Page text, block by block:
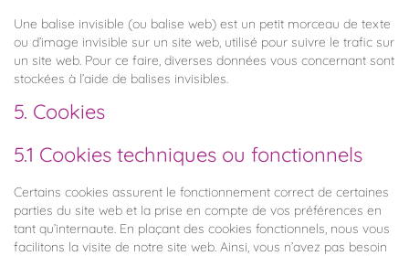
Une balise invisible (ou balise web) est un petit morceau de texte
ou d’image invisible sur un site web, utilisé pour suivre le trafic sur
un site web. Pour ce faire, diverses données vous concernant sont
stockées à l’aide de balises invisibles.
5. Cookies
5.1 Cookies techniques ou fonctionnels
Certains cookies assurent le fonctionnement correct de certaines
parties du site web et la prise en compte de vos préférences en
tant qu’internaute. En plaçant des cookies fonctionnels, nous vous
facilitons la visite de notre site web. Ainsi, vous n’avez pas besoin